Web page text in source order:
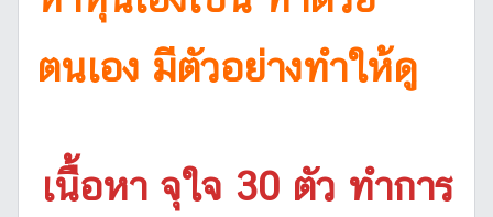
ตนเอง มีตัวอย่างทำให้ดู
เนื้อหา จุใจ 30 ตัว ทำการ